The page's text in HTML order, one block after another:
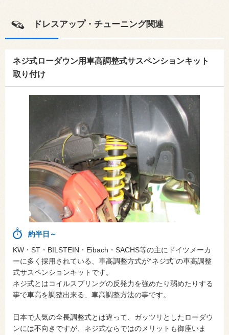
ドレスアップ・チューニング関連
ネジ式ローダウン用車高調整式サスペンションキット
取り付け
約半日～
KW・ST・BILSTEIN・Eibach・SACHS等の主にドイツメーカ
ーに多く採用されている、車高調整方式が‶ネジ式”の車高調整
式サスペンションキットです。
ネジ式とはコイルスプリングの反発力を強めたり弱めたりする
事で車高を調整出来る、車高調整方法の事です。
日本で人気の全長調整式とは違って、ガッツリとしたローダウ
ンには不向きですが、ネジ式ならではのメリットも御座いま